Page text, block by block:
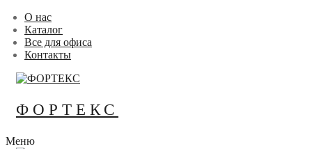
Перейти
содержимому
Меню
Закрыть
О нас
Каталог
Все для офиса
Контакты
ФОРТЕКС
Меню